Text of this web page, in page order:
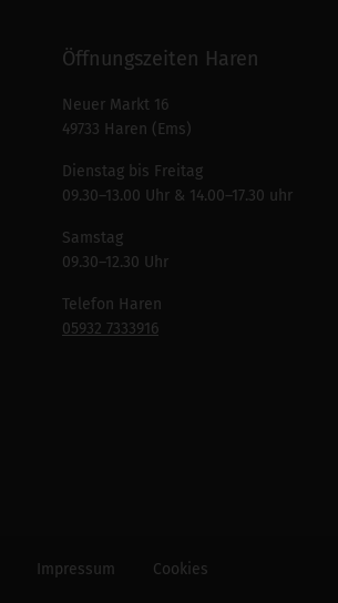
Öffnungszeiten Haren
Neuer Markt 16
49733 Haren (Ems)
Dienstag bis Freitag
09.30–13.00 Uhr & 14.00–17.30 uhr
Samstag
09.30–12.30 Uhr
Telefon Haren
05932 7333916
Impressum Cookies